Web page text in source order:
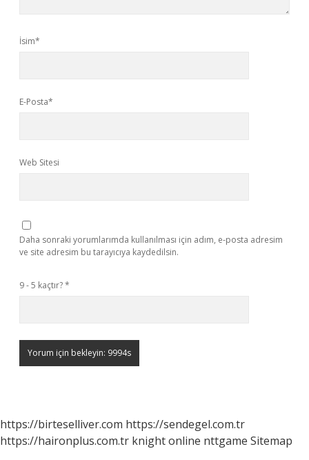
İsim*
E-Posta*
Web Sitesi
Daha sonraki yorumlarımda kullanılması için adım, e-posta adresim
ve site adresim bu tarayıcıya kaydedilsin.
9 - 5 kaçtır?*
https://birteselliver.com https://sendegel.com.tr
https://haironplus.com.tr knight online nttgame Sitemap